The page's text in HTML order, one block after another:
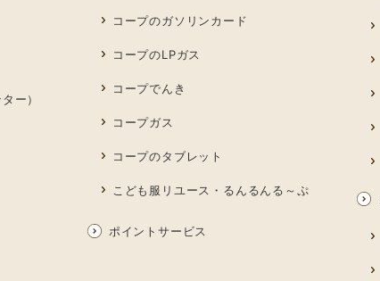
ー）
コープのガソリンカード
コープのLPガス
コープでんき
コープガス
コープのタブレット
こども服リユース・るんるんる～ぷ
ポイントサービス